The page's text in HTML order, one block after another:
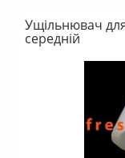
Ущільнювач
середній